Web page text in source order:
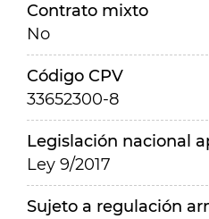
Contrato mixto
No
Código CPV
33652300-8
Legislación nacional
Ley 9/2017
Sujeto a regulación